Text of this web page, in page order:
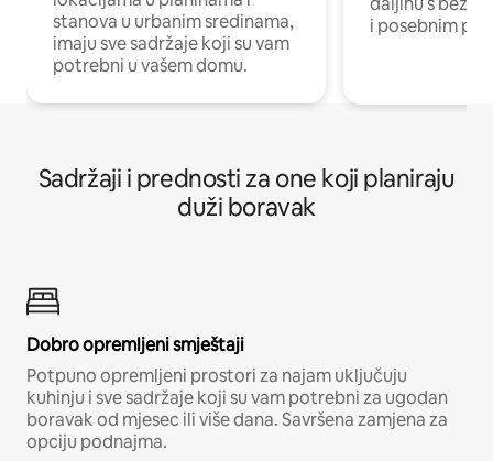
stanova u urbanim sredinama,
imaju sve sadržaje koji su vam
potrebni u vašem domu.
i posebnim
Sadržaji i prednosti za one koji planiraju
duži boravak
Dobro opremljeni smještaji
Potpuno opremljeni prostori za najam uključuju
kuhinju i sve sadržaje koji su vam potrebni za ugodan
boravak od mjesec ili više dana. Savršena zamjena za
opciju podnajma.